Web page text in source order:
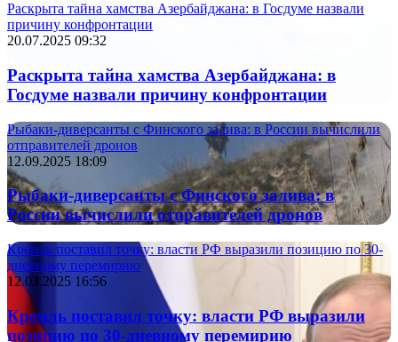
Раскрыта тайна хамства Азербайджана: в Госдуме назвали
причину конфронтации
20.07.2025 09:32
Раскрыта тайна хамства Азербайджана: в
Госдуме назвали причину конфронтации
Рыбаки-диверсанты с Финского залива: в России вычислили
отправителей дронов
12.09.2025 18:09
Рыбаки-диверсанты с Финского залива: в
России вычислили отправителей дронов
Кремль поставил точку: власти РФ выразили позицию по 30-
дневному перемирию
12.03.2025 16:56
Кремль поставил точку: власти РФ выразили
позицию по 30-дневному перемирию